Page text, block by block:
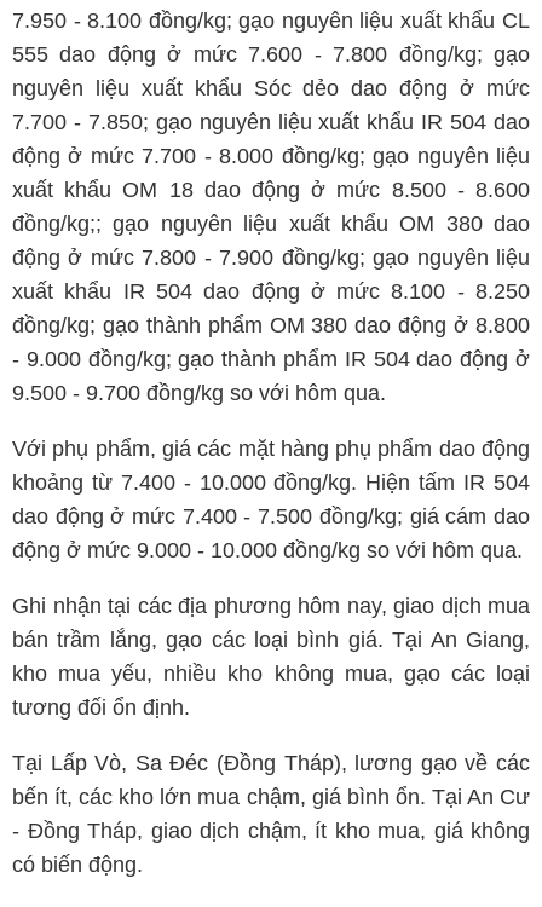
7.950 - 8.100 đồng/kg; gạo nguyên liệu xuất khẩu CL
555 dao động ở mức 7.600 - 7.800 đồng/kg; gạo
nguyên liệu xuất khẩu Sóc dẻo dao động ở mức
7.700 - 7.850; gạo nguyên liệu xuất khẩu IR 504 dao
động ở mức 7.700 - 8.000 đồng/kg; gạo nguyên liệu
xuất khẩu OM 18 dao động ở mức 8.500 - 8.600
đồng/kg;; gạo nguyên liệu xuất khẩu OM 380 dao
động ở mức 7.800 - 7.900 đồng/kg; gạo nguyên liệu
xuất khẩu IR 504 dao động ở mức 8.100 - 8.250
đồng/kg; gạo thành phẩm OM 380 dao động ở 8.800
- 9.000 đồng/kg; gạo thành phẩm IR 504 dao động ở
9.500 - 9.700 đồng/kg so với hôm qua.
Với phụ phẩm, giá các mặt hàng phụ phẩm dao động
khoảng từ 7.400 - 10.000 đồng/kg. Hiện tấm IR 504
dao động ở mức 7.400 - 7.500 đồng/kg; giá cám dao
động ở mức 9.000 - 10.000 đồng/kg so với hôm qua.
Ghi nhận tại các địa phương hôm nay, giao dịch mua
bán trầm lắng, gạo các loại bình giá. Tại An Giang,
kho mua yếu, nhiều kho không mua, gạo các loại
tương đối ổn định.
Tại Lấp Vò, Sa Đéc (Đồng Tháp), lương gạo về các
bến ít, các kho lớn mua chậm, giá bình ổn. Tại An Cư
- Đồng Tháp, giao dịch chậm, ít kho mua, giá không
có biến động.